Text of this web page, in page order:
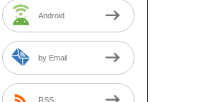
Android
by Email
RSS